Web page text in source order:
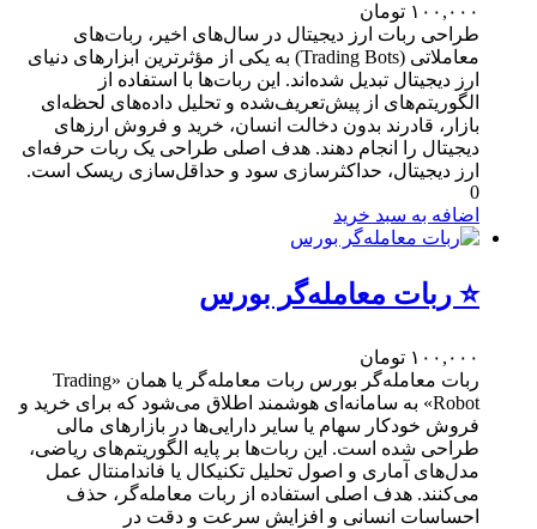
۱۰۰,۰۰۰ تومان
طراحی ربات ارز دیجیتال در سال‌های اخیر، ربات‌های
معاملاتی (Trading Bots) به یکی از مؤثرترین ابزارهای دنیای
ارز دیجیتال تبدیل شده‌اند. این ربات‌ها با استفاده از
الگوریتم‌های از پیش‌تعریف‌شده و تحلیل داده‌های لحظه‌ای
بازار، قادرند بدون دخالت انسان، خرید و فروش ارزهای
دیجیتال را انجام دهند. هدف اصلی طراحی یک ربات حرفه‌ای
ارز دیجیتال، حداکثرسازی سود و حداقل‌سازی ریسک است.
0
اضافه به سبد خرید
⭐ ربات معامله‌گر بورس
۱۰۰,۰۰۰ تومان
ربات معامله‌گر بورس ربات معامله‌گر یا همان «Trading
Robot» به سامانه‌ای هوشمند اطلاق می‌شود که برای خرید و
فروش خودکار سهام یا سایر دارایی‌ها در بازارهای مالی
طراحی شده است. این ربات‌ها بر پایه الگوریتم‌های ریاضی،
مدل‌های آماری و اصول تحلیل تکنیکال یا فاندامنتال عمل
می‌کنند. هدف اصلی استفاده از ربات معامله‌گر، حذف
احساسات انسانی و افزایش سرعت و دقت در